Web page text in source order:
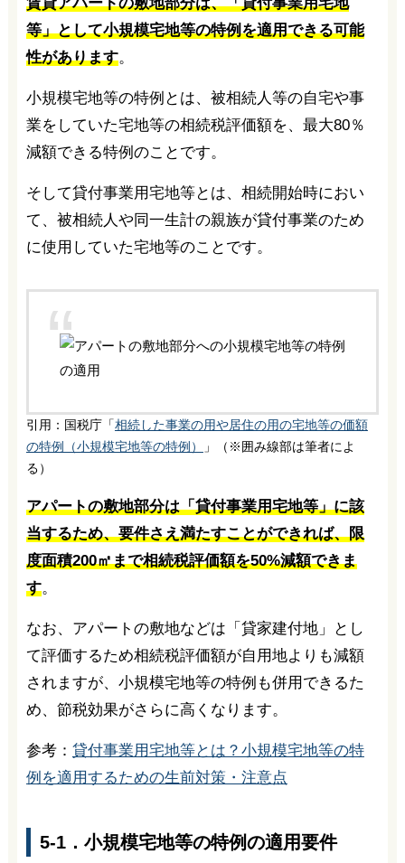
等」として小規模宅地等の特例を適用できる可能
性があります。
小規模宅地等の特例とは、被相続人等の自宅や事
業をしていた宅地等の相続税評価額を、最大80％
減額できる特例のことです。
そして貸付事業用宅地等とは、相続開始時におい
て、被相続人や同一生計の親族が貸付事業のため
に使用していた宅地等のことです。
引用：国税庁「相続した事業の用や居住の用の宅地等の価額
の特例（小規模宅地等の特例）
」（※囲み線部は筆者によ
る）
アパートの敷地部分は「貸付事業用宅地等」に該
当するため、要件さえ満たすことができれば、限
度面積200㎡まで相続税評価額を50%減額できま
す。
なお、アパートの敷地などは「貸家建付地」とし
て評価するため相続税評価額が自用地よりも減額
されますが、小規模宅地等の特例も併用できるた
め、節税効果がさらに高くなります。
参考： 貸付事業用宅地等とは？小規模宅地等の特
例を適用するための生前対策・注意点
5-1．小規模宅地等の特例の適用要件